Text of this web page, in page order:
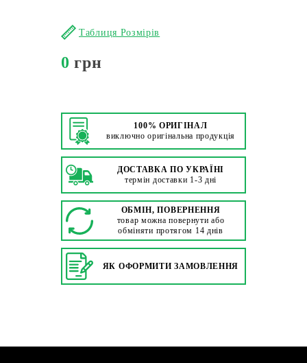
Таблиця Розмірів
0 грн
100% ОРИГІНАЛ
виключно оригінальна продукція
ДОСТАВКА ПО УКРАЇНІ
термін доставки 1-3 дні
ОБМІН, ПОВЕРНЕННЯ
товар можна повернути або
обміняти протягом 14 днів
ЯК ОФОРМИТИ ЗАМОВЛЕННЯ